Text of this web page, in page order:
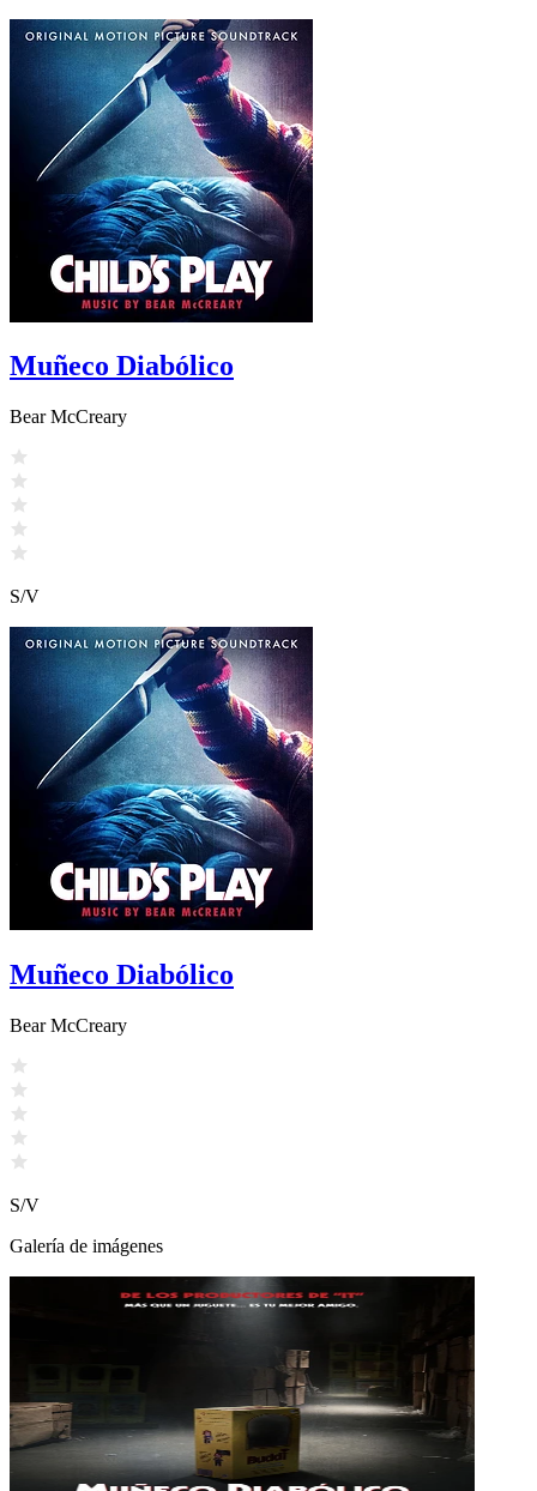
Muñeco Diabólico
Bear McCreary
S/V
Muñeco Diabólico
Bear McCreary
S/V
Galería de imágenes